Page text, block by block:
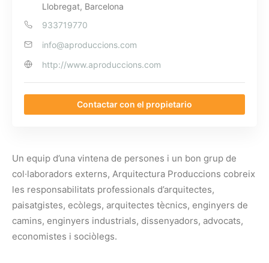
Llobregat, Barcelona
933719770
info@aproduccions.com
http://www.aproduccions.com
Contactar con el propietario
Un equip d’una vintena de persones i un bon grup de
col·laboradors externs, Arquitectura Produccions cobreix
les responsabilitats professionals d’arquitectes,
paisatgistes, ecòlegs, arquitectes tècnics, enginyers de
camins, enginyers industrials, dissenyadors, advocats,
economistes i sociòlegs.